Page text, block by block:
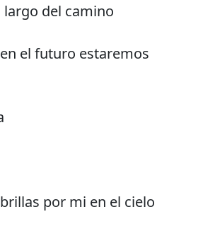
del camino
el futuro estaremos
por mi en el cielo